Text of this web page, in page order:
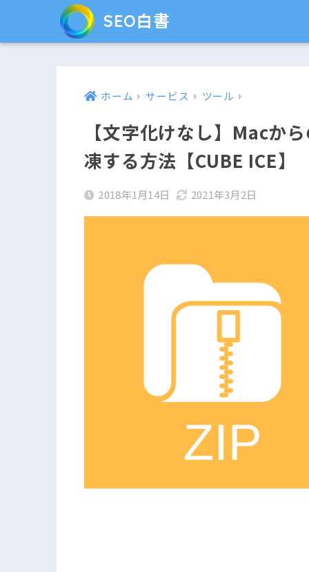
SEO白書
ホーム サービス ツール
【文字化けなし】Macか
凍する方法【CUBE ICE】
2018年1月14日 2021年3月2日